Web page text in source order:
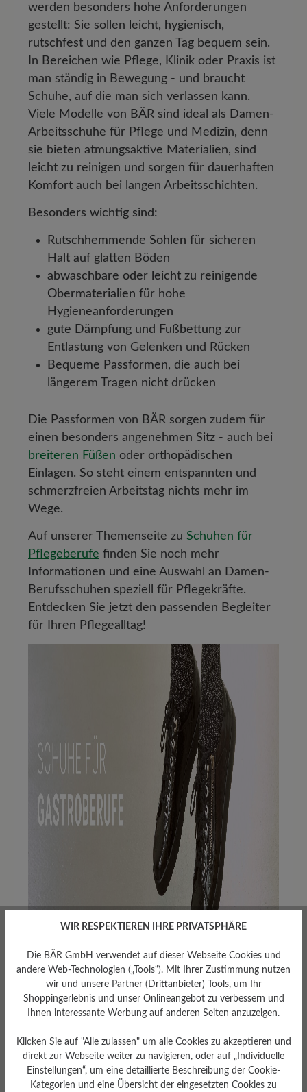
werden besonders hohe Anforderungen
gestellt: Sie sollen leicht, hygienisch,
rutschfest und den ganzen Tag bequem sein.
In Bereichen wie Pflege, Klinik oder Praxis ist
man ständig in Bewegung - und braucht
Schuhe, auf die man sich verlassen kann.
Viele Modelle von BÄR sind ideal als Damen-
Arbeitsschuhe für Pflege und Medizin, denn
sie bieten atmungsaktive Materialien, sind
leicht zu reinigen und sorgen für dauerhaften
Komfort auch bei langen Arbeitsschichten.
Besonders wichtig sind:
Rutschhemmende Sohlen für sicheren
Halt auf glatten Böden
abwaschbare oder leicht zu reinigende
Obermaterialien für hohe
Hygieneanforderungen
gute Dämpfung und Fußbettung zur
Entlastung von Gelenken und Rücken
Bequeme Passformen, die auch bei
längerem Tragen nicht drücken
Die Passformen von BÄR sorgen zudem für
einen besonders angenehmen Sitz - auch bei
breiteren Füßen oder orthopädischen
Einlagen. So steht einem entspannten und
schmerzfreien Arbeitstag nichts mehr im
Wege.
Auf unserer Themenseite zu Schuhen für
Pflegeberufe finden Sie noch mehr
Informationen und eine Auswahl an Damen-
Berufsschuhen speziell für Pflegekräfte.
Entdecken Sie jetzt den passenden Begleiter
für Ihren Pflegealltag!
Damen-Berufsschuhe
für Gastronomie,
Service &
Kellnerberufe
WIR RESPEKTIEREN IHRE PRIVATSPHÄRE
Die BÄR GmbH verwendet auf dieser Webseite Cookies und
andere Web-Technologien („Tools“). Mit Ihrer Zustimmung nutzen
wir und unsere Partner (Drittanbieter) Tools, um Ihr
Shoppingerlebnis und unser Onlineangebot zu verbessern und
Ihnen interessante Werbung auf anderen Seiten anzuzeigen.
Klicken Sie auf "Alle zulassen" um alle Cookies zu akzeptieren und
direkt zur Webseite weiter zu navigieren, oder auf „Individuelle
Einstellungen“, um eine detaillierte Beschreibung der Cookie-
Kategorien und eine Übersicht der eingesetzten Cookies zu